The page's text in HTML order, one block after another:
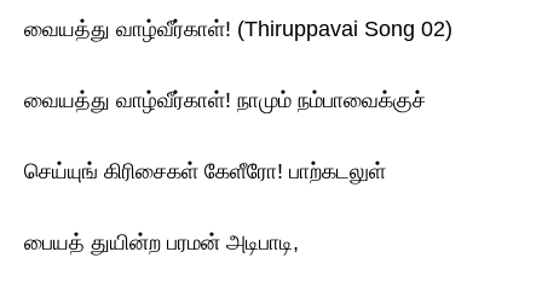
வையத்து வாழ்வீர்காள்! (Thiruppavai Song 02)
வையத்து வாழ்வீர்காள்! நாமும் நம்பாவைக்குச்
செய்யுங் கிரிசைகள் கேளீரோ! பாற்கடலுள்
பையத் துயின்ற பரமன் அடிபாடி,